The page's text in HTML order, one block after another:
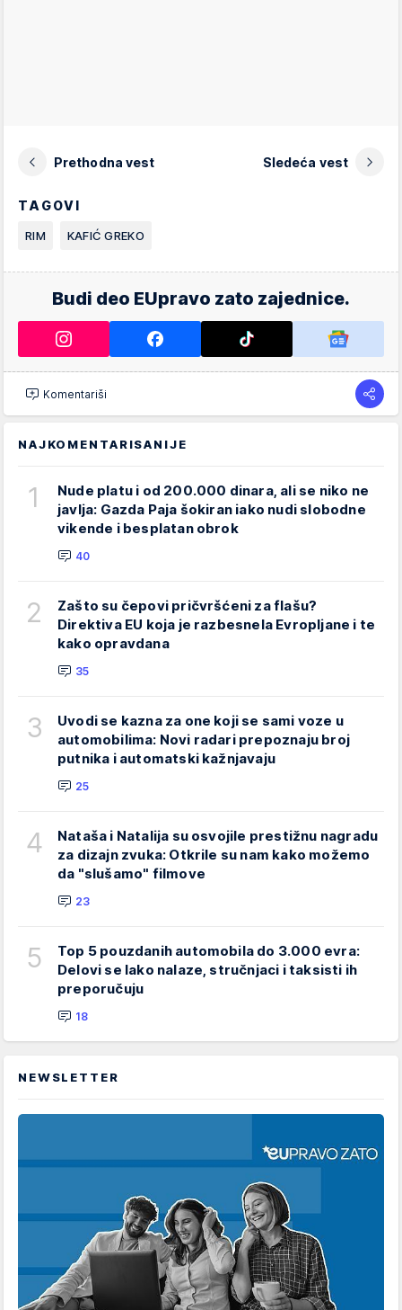
Prethodna vest Sledeća vest
TAGOVI
RIM KAFIĆ GREKO
Budi deo EUpravo zato zajednice.
Komentariši
NAJKOMENTARISANIJE
1
Nude platu i od 200.000 dinara, ali se niko ne
javlja: Gazda Paja šokiran iako nudi slobodne
vikende i besplatan obrok
40
2
Zašto su čepovi pričvršćeni za flašu?
Direktiva EU koja je razbesnela Evropljane i te
kako opravdana
35
3
Uvodi se kazna za one koji se sami voze u
automobilima: Novi radari prepoznaju broj
putnika i automatski kažnjavaju
25
4
Nataša i Natalija su osvojile prestižnu nagradu
za dizajn zvuka: Otkrile su nam kako možemo
da "slušamo" filmove
23
5
Top 5 pouzdanih automobila do 3.000 evra:
Delovi se lako nalaze, stručnjaci i taksisti ih
preporučuju
18
NEWSLETTER